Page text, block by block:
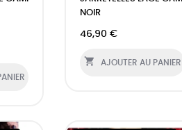
NOIR
46,90 €
 AJOUTER AU PANIER